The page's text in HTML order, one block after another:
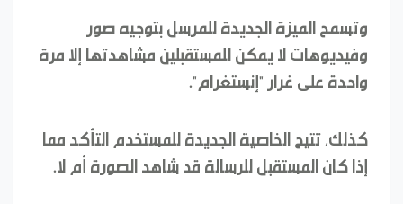
وتسمح الميزة الجديدة للمرسل بتوجيه صور
وفيديوهات لا يمكن للمستقبلين مشاهدتها إلا مرة
واحدة على غرار "إنستغرام".
كذلك، تتيح الخاصية الجديدة للمستخدم التأكد مما
إذا كان المستقبل للرسالة قد شاهد الصورة أم لا.